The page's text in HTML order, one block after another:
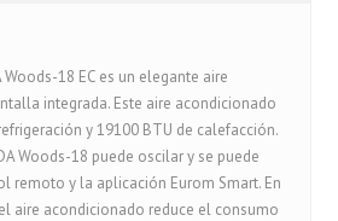
Woods-18 EC es un elegante aire
integrada. Este aire acondicionado
y 19100 BTU de calefacción.
Woods-18 puede oscilar y se puede
remoto y la aplicación Eurom Smart. En
aire acondicionado reduce el consumo